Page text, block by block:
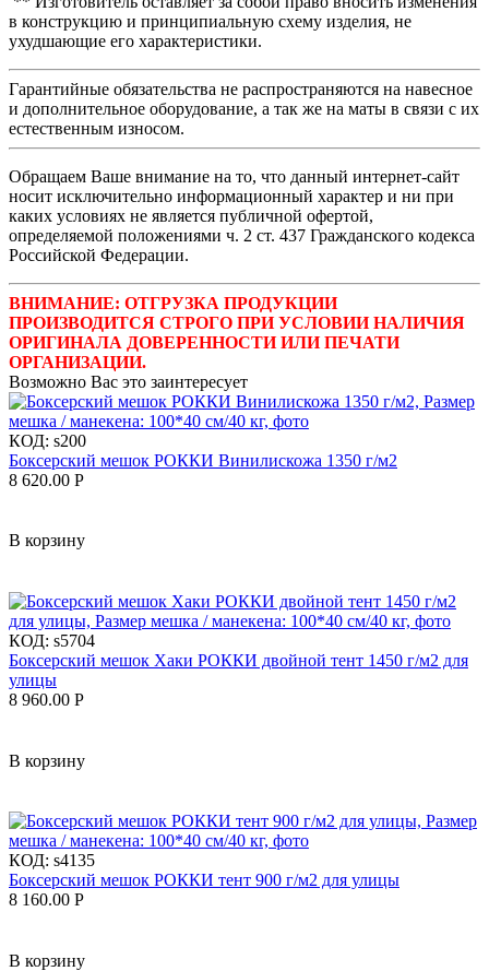
в конструкцию и принципиальную схему изделия, не
ухудшающие его характеристики.
Гарантийные обязательства не распространяются на навесное
и дополнительное оборудование, а так же на маты в связи с их
естественным износом.
Обращаем Ваше внимание на то, что данный интернет-сайт
носит исключительно информационный характер и ни при
каких условиях не является публичной офертой,
определяемой положениями ч. 2 ст. 437 Гражданского кодекса
Российской Федерации.
ВНИМАНИЕ: ОТГРУЗКА ПРОДУКЦИИ
ПРОИЗВОДИТСЯ СТРОГО ПРИ УСЛОВИИ НАЛИЧИЯ
ОРИГИНАЛА ДОВЕРЕННОСТИ ИЛИ ПЕЧАТИ
ОРГАНИЗАЦИИ.
Возможно Вас это заинтересует
КОД: s200
Боксерский мешок РОККИ Винилискожа 1350 г/м2
8 620.00 Р
В корзину
КОД: s5704
Боксерский мешок Хаки РОККИ двойной тент 1450 г/м2 для
улицы
8 960.00 Р
В корзину
КОД: s4135
Боксерский мешок РОККИ тент 900 г/м2 для улицы
8 160.00 Р
В корзину